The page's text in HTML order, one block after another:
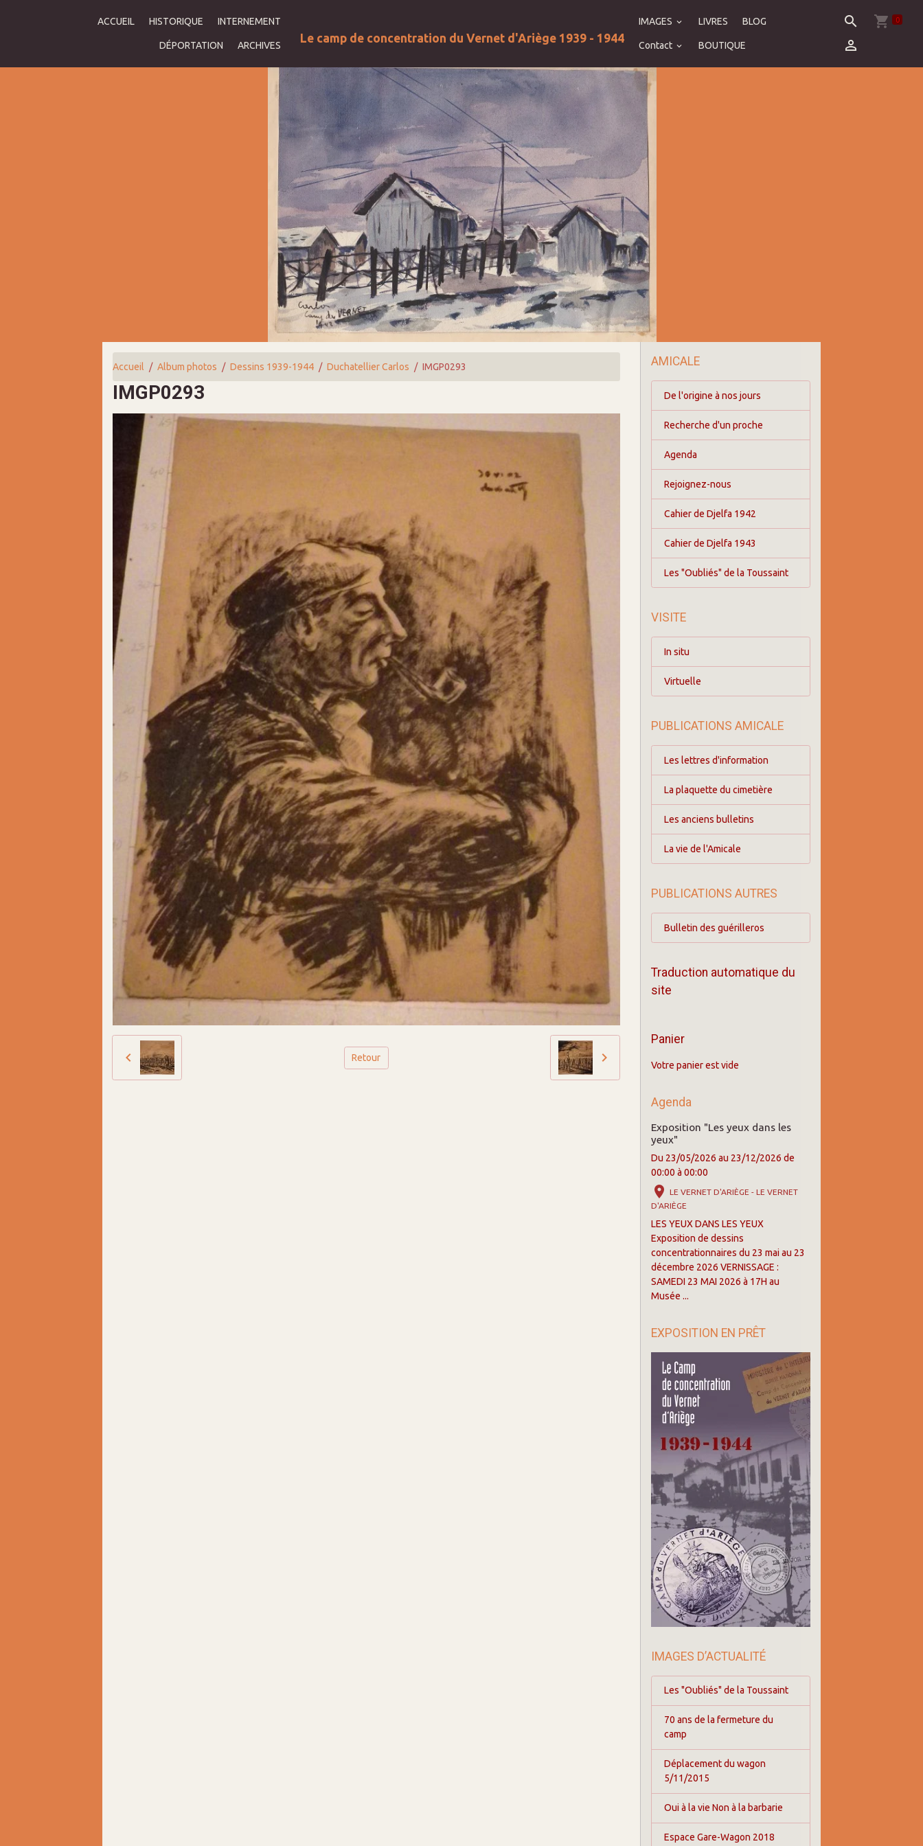
ACCUEIL HISTORIQUE INTERNEMENT
DÉPORTATION ARCHIVES
Le camp de concentration du Vernet d'Ariège 1939 - 1944
IMAGES LIVRES BLOG
Contact BOUTIQUE
0
Accueil Album photos Dessins 1939-1944 Duchatellier Carlos IMGP0293
IMGP0293
Retour
AMICALE
De l'origine à nos jours
Recherche d'un proche
Agenda
Rejoignez-nous
Cahier de Djelfa 1942
Cahier de Djelfa 1943
Les "Oubliés" de la Toussaint
VISITE
In situ
Virtuelle
PUBLICATIONS AMICALE
Les lettres d'information
La plaquette du cimetière
Les anciens bulletins
La vie de l'Amicale
PUBLICATIONS AUTRES
Bulletin des guérilleros
Traduction automatique du
site
Panier
Votre panier est vide
Agenda
Exposition "Les yeux dans les
yeux"
Du 23/05/2026 au 23/12/2026 de
00:00 à 00:00
LE VERNET D'ARIÈGE - LE VERNET
D'ARIÈGE
LES YEUX DANS LES YEUX
Exposition de dessins
concentrationnaires du 23 mai au 23
décembre 2026 VERNISSAGE :
SAMEDI 23 MAI 2026 à 17H au
Musée ...
EXPOSITION EN PRÊT
IMAGES D’ACTUALITÉ
Les "Oubliés" de la Toussaint
70 ans de la fermeture du
camp
Déplacement du wagon
5/11/2015
Oui à la vie Non à la barbarie
Espace Gare-Wagon 2018